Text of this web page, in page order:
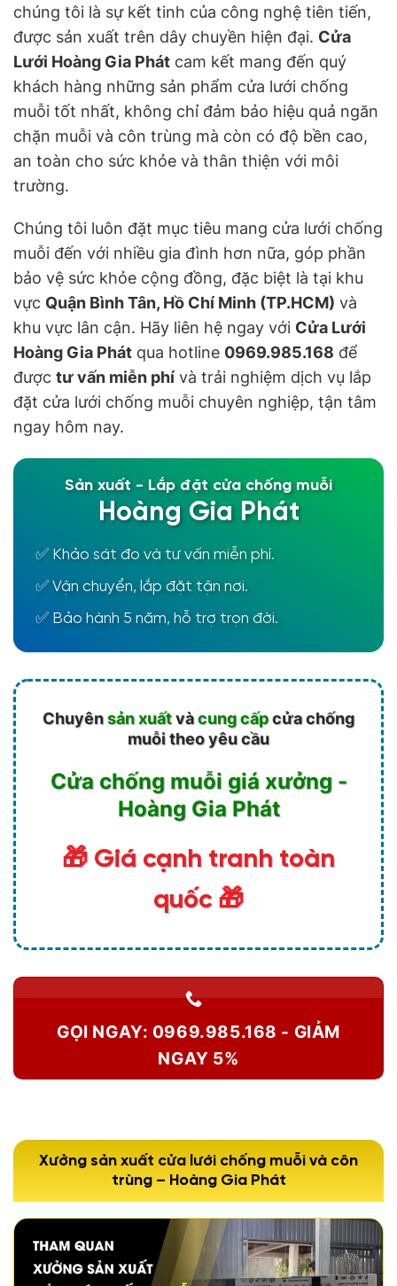
chúng tôi là sự kết tinh của công nghệ tiên tiến,
được sản xuất trên dây chuyền hiện đại. Cửa
Lưới Hoàng Gia Phát cam kết mang đến quý
khách hàng những sản phẩm cửa lưới chống
muỗi tốt nhất, không chỉ đảm bảo hiệu quả ngăn
chặn muỗi và côn trùng mà còn có độ bền cao,
an toàn cho sức khỏe và thân thiện với môi
trường.
Chúng tôi luôn đặt mục tiêu mang cửa lưới chống
muỗi đến với nhiều gia đình hơn nữa, góp phần
bảo vệ sức khỏe cộng đồng, đặc biệt là tại khu
vực Quận Bình Tân, Hồ Chí Minh (TP.HCM) và
khu vực lân cận. Hãy liên hệ ngay với Cửa Lưới
Hoàng Gia Phát qua hotline 0969.985.168 để
được tư vấn miễn phí và trải nghiệm dịch vụ lắp
đặt cửa lưới chống muỗi chuyên nghiệp, tận tâm
ngay hôm nay.
Sản xuất - Lắp đặt cửa chống muỗi
Hoàng Gia Phát
✅ Khảo sát đo và tư vấn miễn phí.
✅ Vận chuyển, lắp đặt tận nơi.
✅ Bảo hành 5 năm, hỗ trợ trọn đời.
Chuyênsản xuấtvàcung cấpcửa chống
muỗi theo yêu cầu
Cửa chống muỗi giá xưởng -
Hoàng Gia Phát
🎁 Giá cạnh tranh toàn
quốc 🎁
GỌI NGAY: 0969.985.168 - GIẢM
NGAY 5%
Xưởng sản xuất cửa lưới chống muỗi và côn
trùng – Hoàng Gia Phát